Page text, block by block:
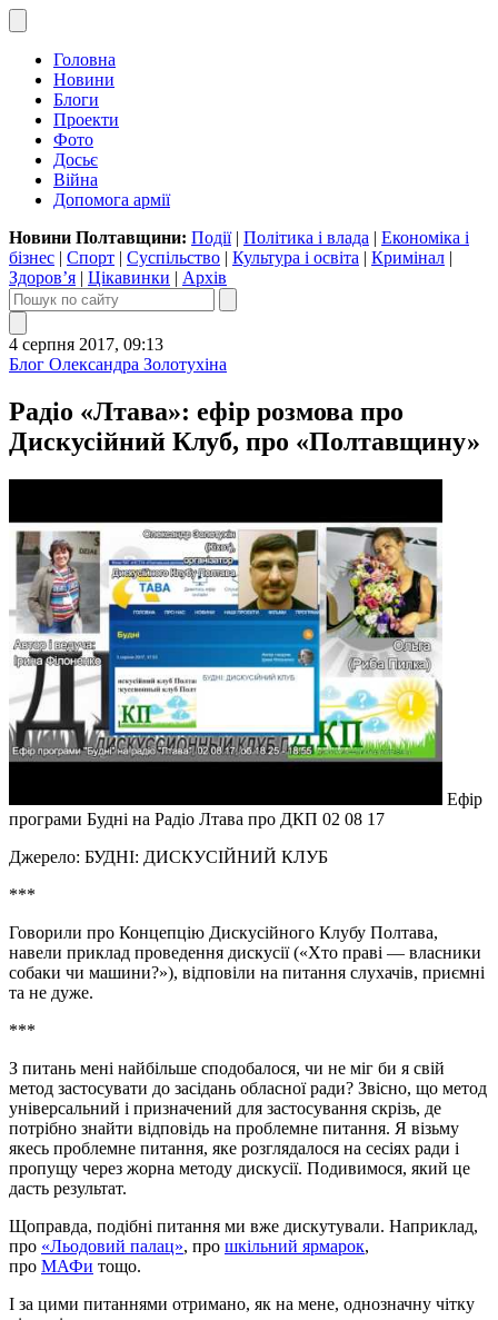
Головна
Новини
Блоги
Проекти
Фото
Досьє
Війна
Допомога армії
Новини Полтавщини: Події| Політика і влада | Економіка і
бізнес | Спорт | Суспільство | Культура і освіта | Кримінал |
Здоров’я | Цікавинки | Архів
4 серпня 2017, 09:13
Блог Олександра Золотухіна
Радіо «Лтава»: ефір розмова про
Дискусійний Клуб, про «Полтавщину»
Ефір
програми Будні на Радіо Лтава про ДКП 02 08 17
Джерело: БУДНІ: ДИСКУСІЙНИЙ КЛУБ
***
Говорили про Концепцію Дискусійного Клубу Полтава,
навели приклад проведення дискусії («Хто праві — власники
собаки чи машини?»), відповіли на питання слухачів, приємні
та не дуже.
***
З питань мені найбільше сподобалося, чи не міг би я свій
метод застосувати до засідань обласної ради? Звісно, що метод
універсальний і призначений для застосування скрізь, де
потрібно знайти відповідь на проблемне питання. Я візьму
якесь проблемне питання, яке розглядалося на сесіях ради і
пропущу через жорна методу дискусії. Подивимося, який це
дасть результат.
Щоправда, подібні питання ми вже дискутували. Наприклад,
про «Льодовий палац», про шкільний ярмарок,
про МАФи тощо.
І за цими питаннями отримано, як на мене, однозначну чітку